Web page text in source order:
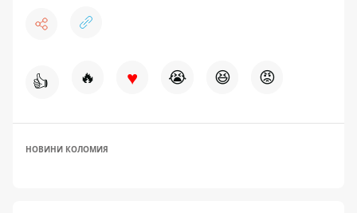
👍 🔥 ♥ 😭 😆 😡
НОВИНИ КОЛОМИЯ